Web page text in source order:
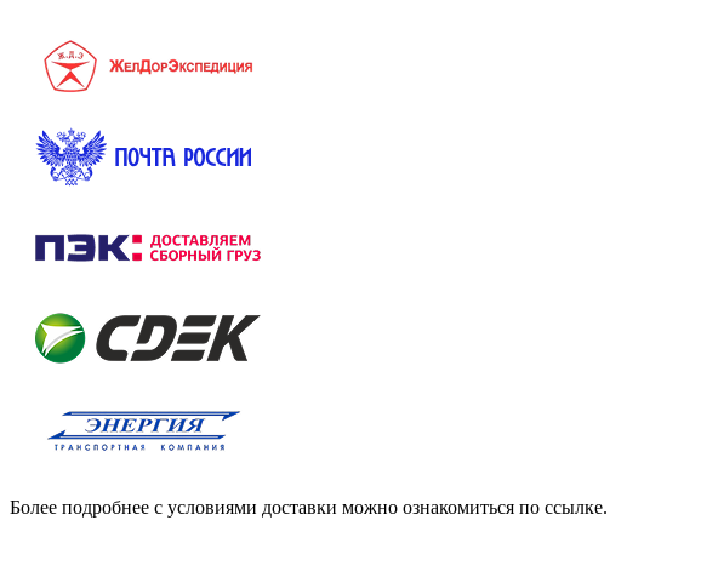
Более подробнее с условиями доставки можно ознакомиться по ссылке.